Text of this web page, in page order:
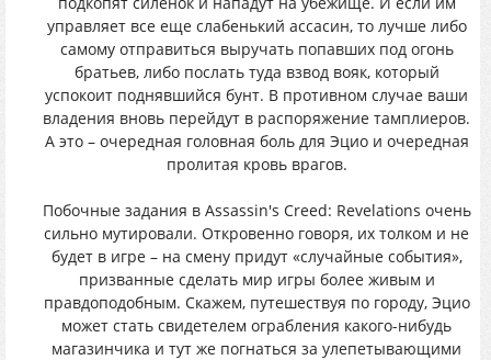
управляет все еще слабенький ассасин, то лучше либо
самому отправиться выручать попавших под огонь
братьев, либо послать туда взвод вояк, который
успокоит поднявшийся бунт. В противном случае ваши
владения вновь перейдут в распоряжение тамплиеров.
А это – очередная головная боль для Эцио и очередная
пролитая кровь врагов.
Побочные задания в Assassin's Creed: Revelations очень
сильно мутировали. Откровенно говоря, их толком и не
будет в игре – на смену придут «случайные события»,
призванные сделать мир игры более живым и
правдоподобным. Скажем, путешествуя по городу, Эцио
может стать свидетелем ограбления какого-нибудь
магазинчика и тут же погнаться за улепетывающими